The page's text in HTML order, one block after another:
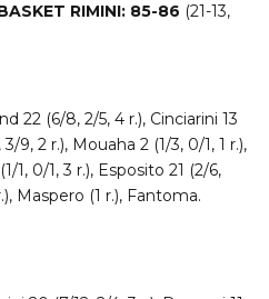
RIMINI: 85-86 (21-13,
22 (6/8, 2/5, 4 r.), Cinciarini 13
3/9, 2 r.), Mouaha 2 (1/3, 0/1, 1 r.),
1, 0/1, 3 r.), Esposito 21 (2/6,
Maspero (1 r.), Fantoma.